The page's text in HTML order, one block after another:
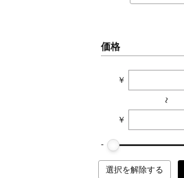
価格
￥
~
￥
選択を解除する